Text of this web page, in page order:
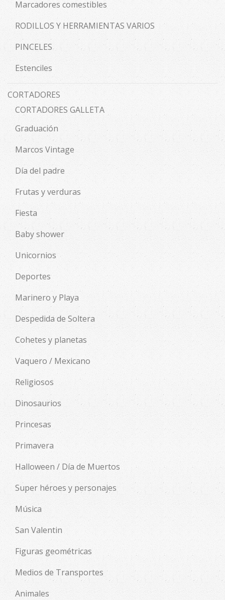
Marcadores comestibles
RODILLOS Y HERRAMIENTAS VARIOS
PINCELES
Estenciles
CORTADORES
CORTADORES GALLETA
Graduación
Marcos Vintage
Día del padre
Frutas y verduras
Fiesta
Baby shower
Unicornios
Deportes
Marinero y Playa
Despedida de Soltera
Cohetes y planetas
Vaquero / Mexicano
Religiosos
Dinosaurios
Princesas
Primavera
Halloween / Día de Muertos
Super héroes y personajes
Música
San Valentin
Figuras geométricas
Medios de Transportes
Animales